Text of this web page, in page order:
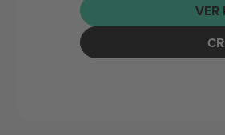
VER